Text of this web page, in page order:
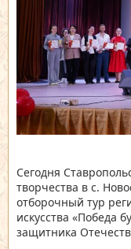
Сегодня
творчества в с.
отборочный тур
искусства «Победа
защитника